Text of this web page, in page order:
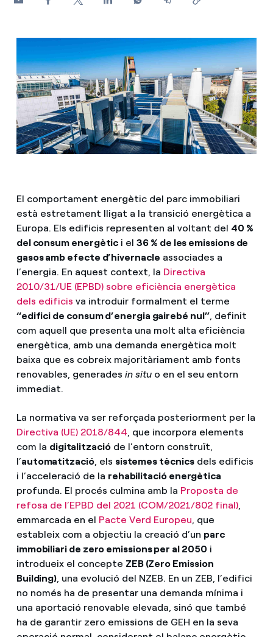
El comportament energètic del parc immobiliari
està estretament lligat a la transició energètica a
Europa. Els edificis representen al voltant del 40 %
del consum energètic i el36 % de les emissions de
gasos amb efecte d’hivernacle associades a
l’energia. En aquest context, la Directiva
2010/31/UE (EPBD) sobre eficiència energètica
dels edificis va introduir formalment el terme
“edifici de consum d’energia gairebé nul”, definit
com aquell que presenta una molt alta eficiència
energètica, amb una demanda energètica molt
baixa que es cobreix majoritàriament amb fonts
renovables, generades in situo en el seu entorn
immediat.
La normativa va ser reforçada posteriorment per la
Directiva (UE) 2018/844 , que incorpora elements
com la digitalitzacióde l’entorn construït,
l’automatització, els sistemes tècnicsdels edificis
i l’acceleració de la rehabilitació energètica
profunda. El procés culmina amb la Proposta de
refosa de l’EPBD del 2021 (COM/2021/802 final),
emmarcada en el Pacte Verd Europeu , que
estableix com a objectiu la creació d’un parc
immobiliari de zero emissions per al 2050 i
introdueix el concepte ZEB (Zero Emission
Building) , una evolució del NZEB. En un ZEB, l’edifici
no només ha de presentar una demanda mínima i
una aportació renovable elevada, sinó que també
ha de garantir zero emissions de GEH en la seva